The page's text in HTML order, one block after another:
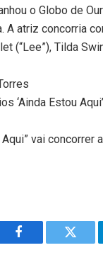
o Globo de
atriz concorria
(“Lee”), Tilda
‘Ainda Estou
vai concorrer
Facebook